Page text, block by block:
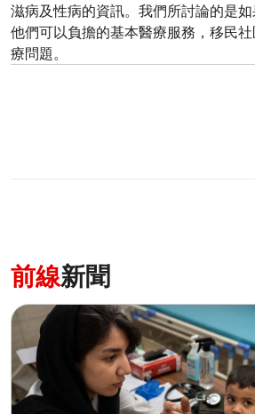
滋病及性病的資訊。我們所討論的是
他們可以負擔的基本醫療服務，移民
療問題。
前線新聞